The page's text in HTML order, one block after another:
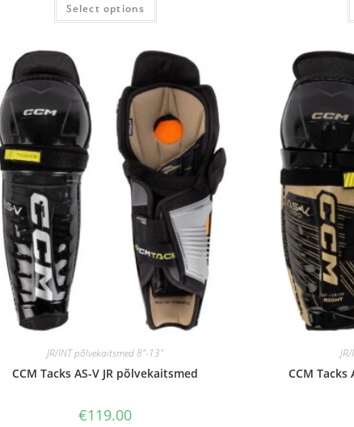
Select options
JR/INT põlvekaitsmed 8"-13"
CCM Tacks AS-V JR põlvekaitsmed
€119.00
CCM